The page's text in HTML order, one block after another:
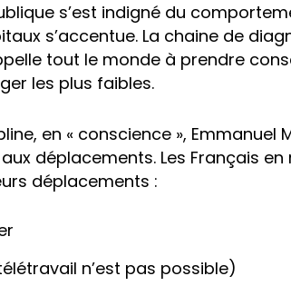
s’est indigné du
s’accentue. La chaine de
tout le monde à prendre
les plus faibles.
en « conscience »,
déplacements. Les Français
déplacements :
n’est pas possible)